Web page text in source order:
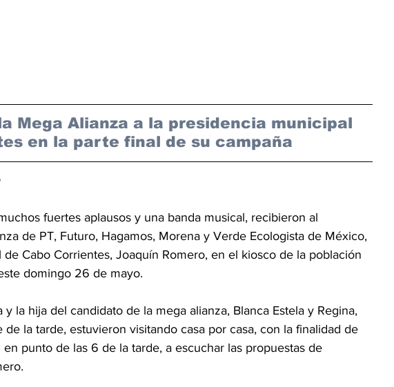
Mega Alianza a la presidencia municipal
en la parte final de su campaña
fuertes aplausos y una banda musical, recibieron al
de PT, Futuro, Hagamos, Morena y Verde Ecologista de México,
Cabo Corrientes, Joaquín Romero, en el kiosco de la población
domingo 26 de mayo.
y la hija del candidato de la mega alianza, Blanca Estela y Regina,
de la tarde, estuvieron visitando casa por casa, con la finalidad de
punto de las 6 de la tarde, a escuchar las propuestas de